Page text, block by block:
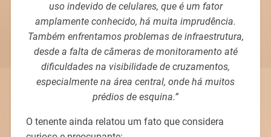
uso indevido de celulares, que é um fator
amplamente conhecido, há muita imprudência.
Também enfrentamos problemas de infraestrutura,
desde a falta de câmeras de monitoramento até
dificuldades na visibilidade de cruzamentos,
especialmente na área central, onde há muitos
prédios de esquina.”
O tenente ainda relatou um fato que considera